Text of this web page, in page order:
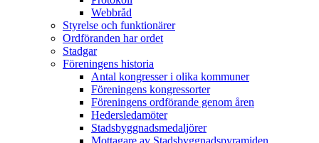
Webbråd
Styrelse och funktionärer
Ordföranden har ordet
Stadgar
Föreningens historia
Antal kongresser i olika kommuner
Föreningens kongressorter
Föreningens ordförande genom åren
Hedersledamöter
Stadsbyggnadsmedaljörer
Mottagare av Stadsbyggnadspyramiden